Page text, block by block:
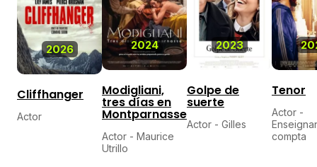
2026
Cliffhanger
Actor
2024
Modigliani,
tres días en
Montparnasse
Actor - Maurice
Utrillo
2023
Golpe de
suerte
Actor - Gilles
Tenor
Actor -
compta